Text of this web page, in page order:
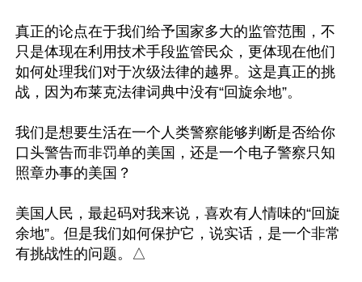
真正的论点在于我们给予国家多大的监管范围，不
只是体现在利用技术手段监管民众，更体现在他们
如何处理我们对于次级法律的越界。这是真正的挑
战，因为布莱克法律词典中没有“回旋余地”。
我们是想要生活在一个人类警察能够判断是否给你
口头警告而非罚单的美国，还是一个电子警察只知
照章办事的美国？
美国人民，最起码对我来说，喜欢有人情味的“回旋
余地”。但是我们如何保护它，说实话，是一个非常